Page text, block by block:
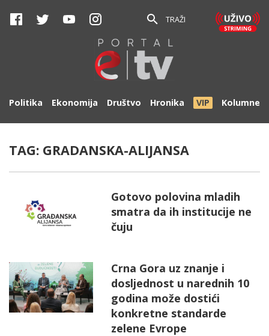
TRAŽI
Politika Ekonomija Društvo Hronika VIP Kolumne
TAG: GRADANSKA-ALIJANSA
Gotovo polovina mladih
smatra da ih institucije ne
čuju
Crna Gora uz znanje i
dosljednost u narednih 10
godina može dostići
konkretne standarde
zelene Evrope